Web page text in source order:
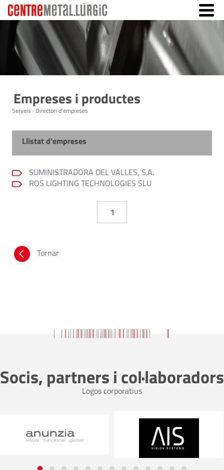
Empreses i productes
Serveis · Directori d'empreses
Llistat d'empreses
SUMINISTRADORA DEL VALLES, S.A.
ROS LIGHTING TECHNOLOGIES SLU
1
Tornar
Socis, partners i col·laboradors
Logos corporatius